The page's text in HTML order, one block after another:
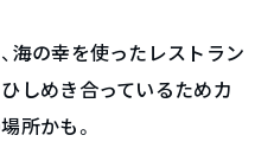
海の幸を使ったレストラン
しめき合っているためカ
所かも。